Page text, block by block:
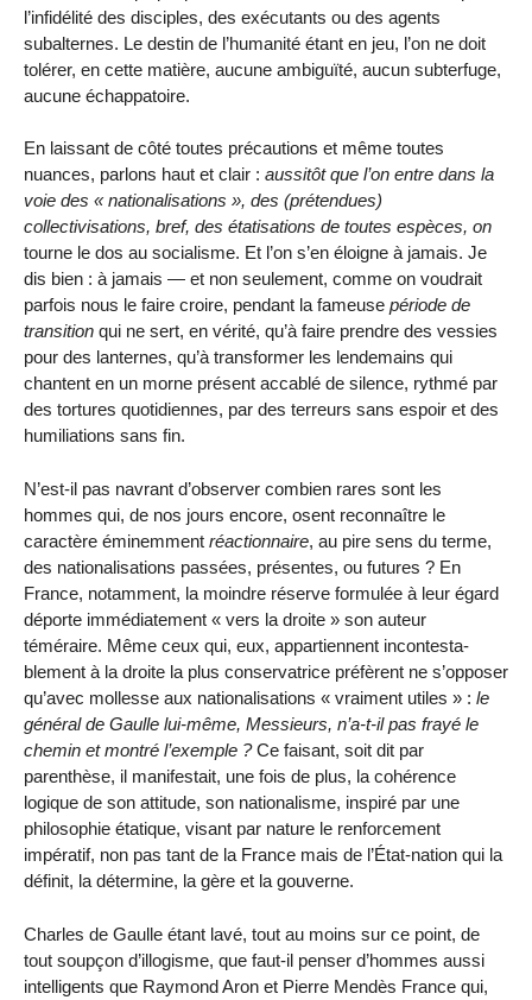
l’infidélité des disciples, des exécutants ou des agents
subalternes. Le destin de l’humanité étant en jeu, l’on ne doit
tolérer, en cette matière, aucune ambiguïté, aucun subterfuge,
aucune échappatoire.
En laissant de côté toutes précautions et même toutes
nuances, parlons haut et clair : aussitôt que l’on entre dans la
voie des « natio­nalisations », des (prétendues)
collectivisations, bref, des étatisations de toutes espèces, on
tourne le dos au socialisme. Et l’on s’en éloigne à jamais. Je
dis bien : à jamais — et non seulement, comme on voudrait
parfois nous le faire croire, pendant la fameuse période de
transition qui ne sert, en vérité, qu’à faire prendre des vessies
pour des lanternes, qu’à transformer les lendemains qui
chantent en un morne présent accablé de silence, rythmé par
des tortures quotidiennes, par des terreurs sans espoir et des
humiliations sans fin.
N’est-il pas navrant d’observer combien rares sont les
hommes qui, de nos jours encore, osent reconnaître le
caractère éminem­ment réactionnaire, au pire sens du terme,
des nationalisations passées, présentes, ou futures ? En
France, notamment, la moindre réserve formulée à leur égard
déporte immédiatement « vers la droite » son auteur
téméraire. Même ceux qui, eux, appartiennent incontesta­
blement à la droite la plus conservatrice préfèrent ne s’opposer
qu’avec mollesse aux nationalisations « vraiment utiles » : le
général de Gaulle lui-même, Messieurs, n’a-t-il pas frayé le
chemin et montré l’exemple ?Ce faisant, soit dit par
parenthèse, il manifestait, une fois de plus, la cohérence
logique de son attitude, son nationalisme, inspiré par une
philosophie étatique, visant par nature le renforcement
impératif, non pas tant de la France mais de l’État-nation qui la
définit, la déter­mine, la gère et la gouverne.
Charles de Gaulle étant lavé, tout au moins sur ce point, de
tout soupçon d’illogisme, que faut-il penser d’hommes aussi
intelligents que Raymond Aron et Pierre Mendès France qui,